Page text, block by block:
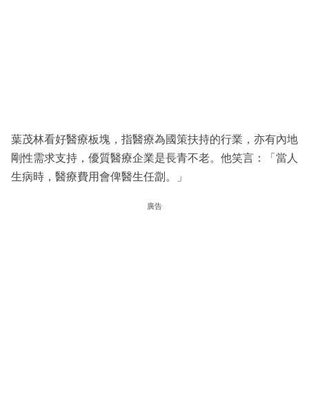
葉茂林看好醫療板塊，指醫療為國策扶持的行業，亦有內地
剛性需求支持，優質醫療企業是長青不老。他笑言：「當人
生病時，醫療費用會俾醫生任劏。」
廣告